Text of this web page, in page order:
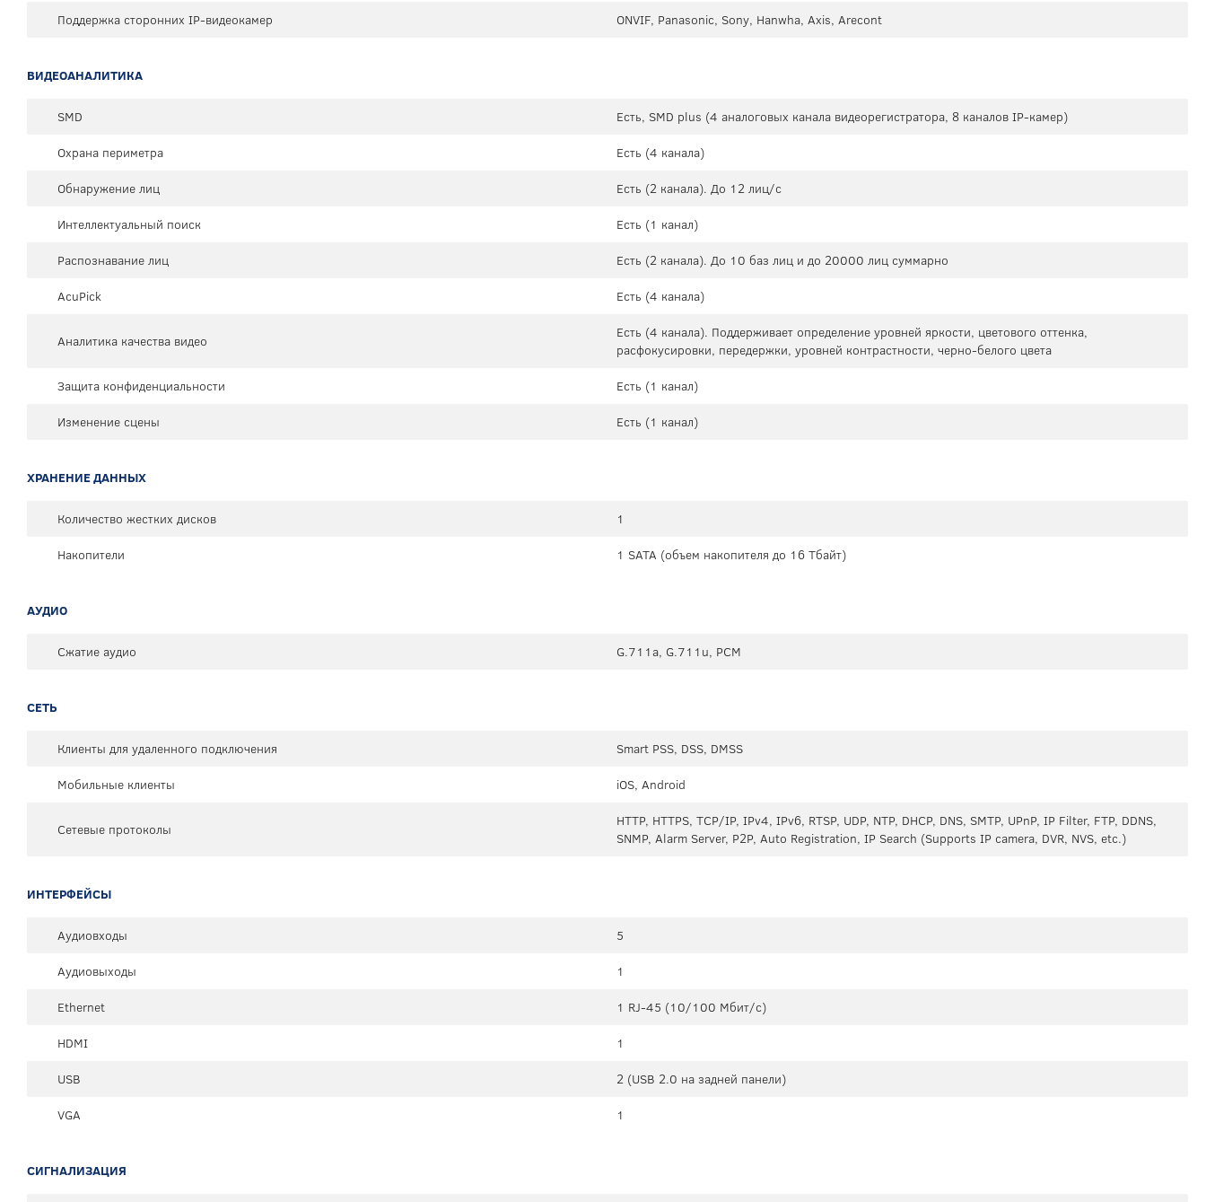
Поддержка сторонних IP-видеокамер
ONVIF, Panasonic, Sony, Hanwha, Axis, Arecont
ВИДЕОАНАЛИТИКА
SMD
Есть, SMD plus (4 аналоговых канала видеорегистратора, 8 каналов IP-камер)
Охрана периметра
Есть (4 канала)
Обнаружение лиц
Есть (2 канала). До 12 лиц/с
Интеллектуальный поиск
Есть (1 канал)
Распознавание лиц
Есть (2 канала). До 10 баз лиц и до 20000 лиц суммарно
AcuPick
Есть (4 канала)
Аналитика качества видео
Есть (4 канала). Поддерживает определение уровней яркости, цветового оттенка,
расфокусировки, передержки, уровней контрастности, черно-белого цвета
Защита конфиденциальности
Есть (1 канал)
Изменение сцены
Есть (1 канал)
ХРАНЕНИЕ ДАННЫХ
Количество жестких дисков
1
Накопители
1 SATA (объем накопителя до 16 Тбайт)
АУДИО
Сжатие аудио G.711a, G.711u, PCM
СЕТЬ
Клиенты для удаленного подключения
Smart PSS, DSS, DMSS
Мобильные клиенты
iOS, Android
Сетевые протоколы
HTTP, HTTPS, TCP/IP, IPv4, IPv6, RTSP, UDP, NTP, DHCP, DNS, SMTP, UPnP, IP Filter, FTP, DDNS,
SNMP, Alarm Server, P2P, Auto Registration, IP Search (Supports IP camera, DVR, NVS, etc.)
ИНТЕРФЕЙСЫ
Аудиовходы
5
Аудиовыходы
1
Ethernet
1 RJ-45 (10/100 Мбит/с)
HDMI
1
USB
2 (USB 2.0 на задней панели)
VGA
1
СИГНАЛИЗАЦИЯ